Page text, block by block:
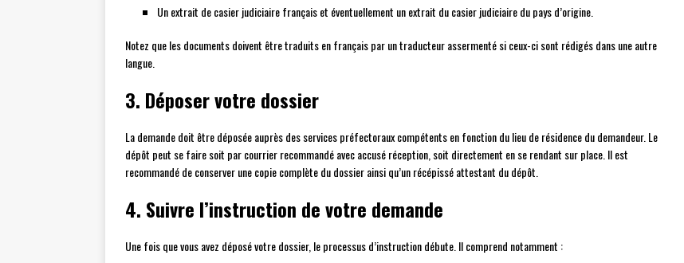
Un extrait de casier judiciaire français et éventuellement un extrait du casier judiciaire du pays d’origine.
Notez que les documents doivent être traduits en français par un traducteur assermenté si ceux-ci sont rédigés dans une autre
langue.
3. Déposer votre dossier
La demande doit être déposée auprès des services préfectoraux compétents en fonction du lieu de résidence du demandeur. Le
dépôt peut se faire soit par courrier recommandé avec accusé réception, soit directement en se rendant sur place. Il est
recommandé de conserver une copie complète du dossier ainsi qu’un récépissé attestant du dépôt.
4. Suivre l’instruction de votre demande
Une fois que vous avez déposé votre dossier, le processus d’instruction débute. Il comprend notamment :